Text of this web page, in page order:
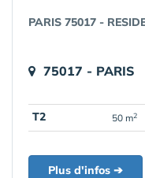
PARIS 75017 -
75017 - PARIS
T2 50 m2
Plus d'infos ➔